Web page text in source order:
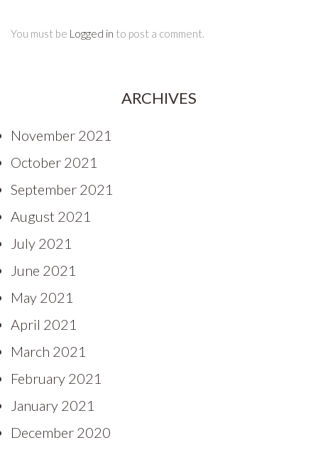
You must be Logged in to post a comment.
ARCHIVES
November 2021
October 2021
September 2021
August 2021
July 2021
June 2021
May 2021
April 2021
March 2021
February 2021
January 2021
December 2020